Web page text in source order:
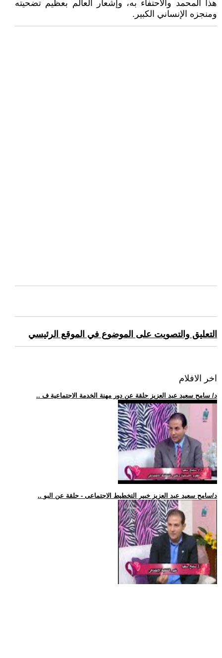
هذا المحمد والاحتفاء به، وإشعار العالم بعظيم تضحيته
ومنجزه الإنساني الكبير.
التعليق والتصويت على الموضوع في الموقع الرئيسي
اخر الافلام
.. د/ سامح سعيد عبد العزيز حلقة عن دور مهنة الخدمة الاجتماعية ف
.. د/سامح سعيد عبد العزيز خبير التخطيط الاجتماعى - حلقة عن البو